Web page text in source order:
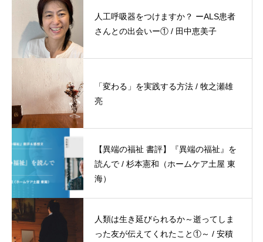
人工呼吸器をつけますか？ ーALS患者
さんとの出会いー① / 田中恵美子
「変わる」を実践する方法 / 牧之瀬雄
亮
【異端の福祉 書評】『異端の福祉』を
読んで / 杉本憲和（ホームケア土屋 東
海）
人類は生き延びられるか～逝ってしま
った友が伝えてくれたこと①～ / 安積